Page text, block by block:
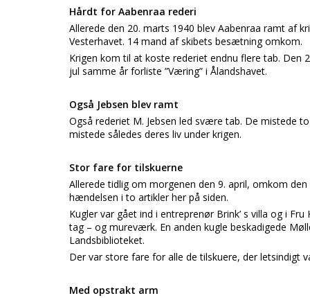
Hårdt for Aabenraa rederi
Allerede den 20. marts 1940 blev Aabenraa ramt af
Vesterhavet. 14 mand af skibets besætning omkom.
Krigen kom til at koste rederiet endnu flere tab. Den
jul samme år forliste ”Væring” i Ålandshavet.
Også Jebsen blev ramt
Også rederiet M. Jebsen led svære tab. De mistede
mistede således deres liv under krigen.
Stor fare for tilskuerne
Allerede tidlig om morgenen den 9. april, omkom
hændelsen i to artikler her på siden.
Kugler var gået ind i entreprenør Brink’ s villa og i
tag – og mureværk. En anden kugle beskadigede
Landsbiblioteket.
Der var store fare for alle de tilskuere, der letsindigt
Med opstrakt arm